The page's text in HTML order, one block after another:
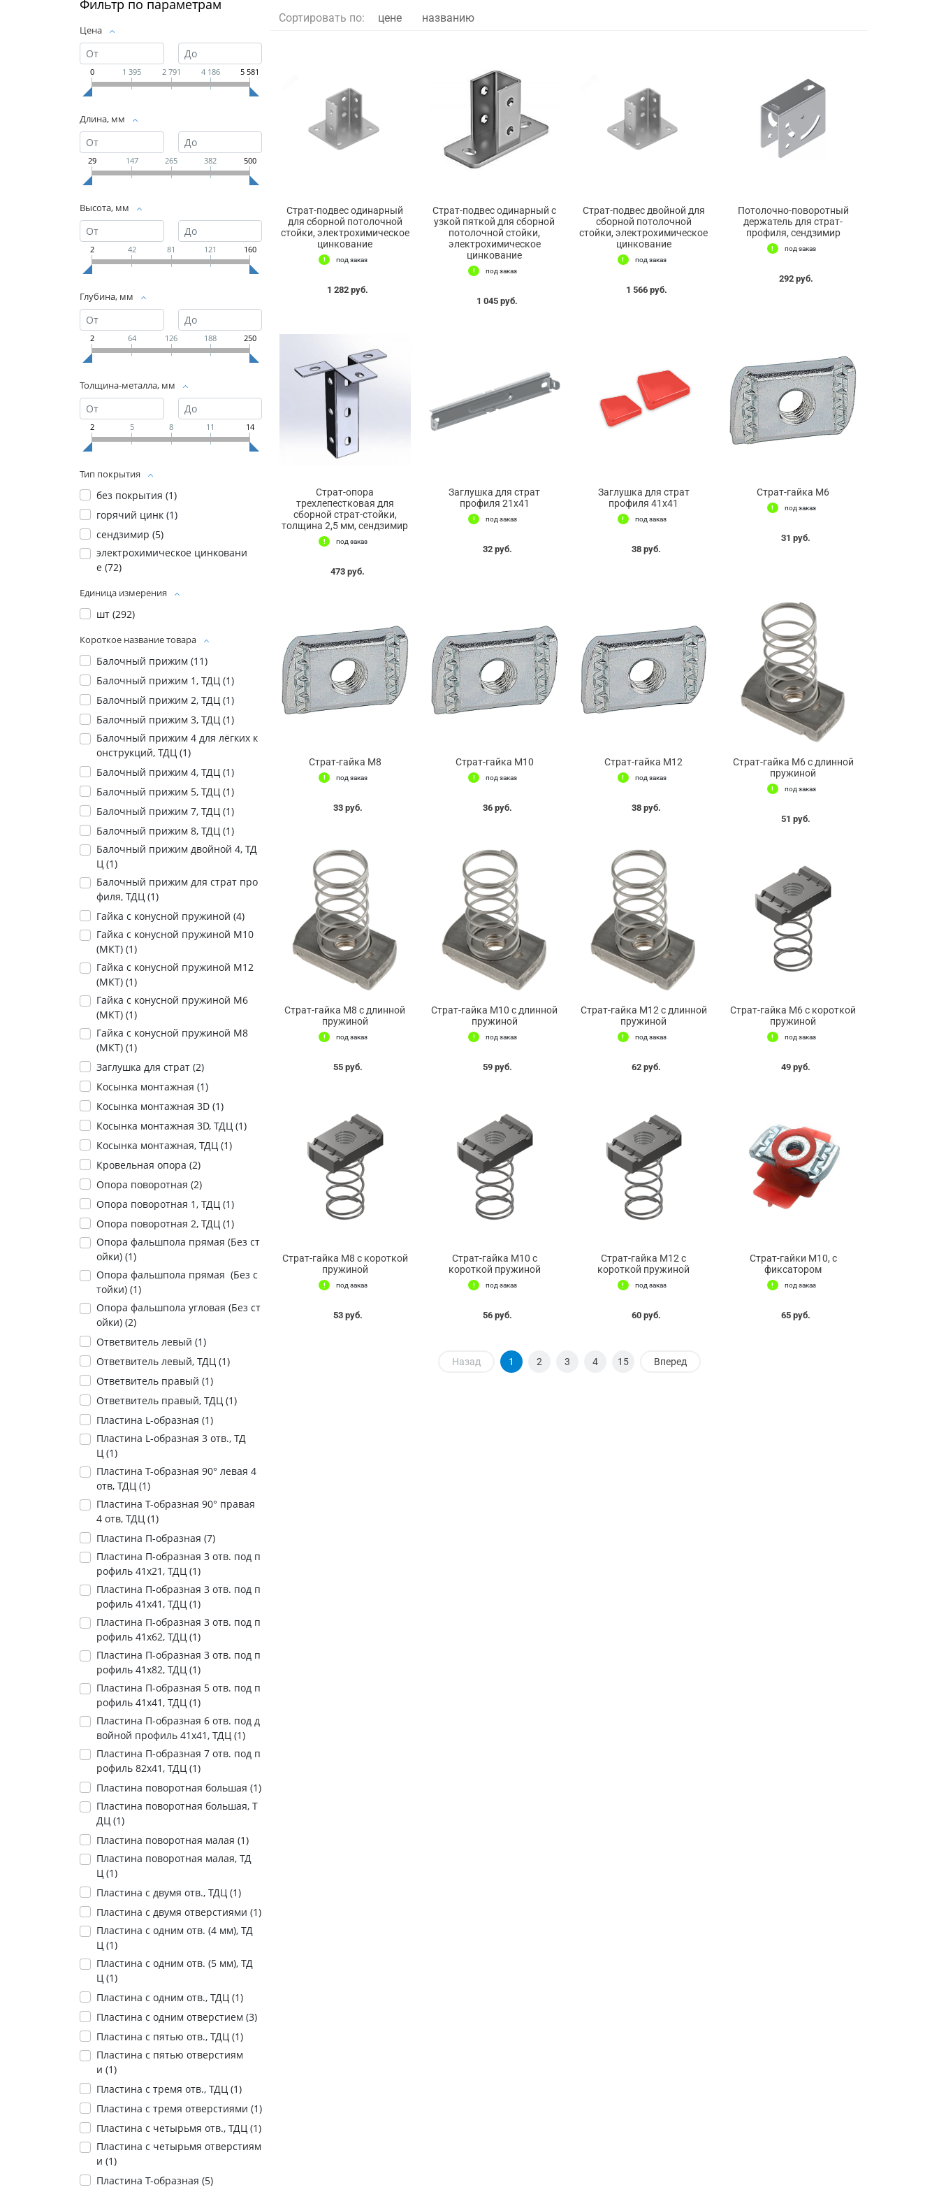
Фильтр по параметрам
Цена
0 1 395 2 791 4 186 5 581
Длина, мм
29 147 265 382 500
Высота, мм
2 42 81 121 160
Глубина, мм
2 64 126 188 250
Толщина-металла, мм
2 5 8 11 14
Тип покрытия
без покрытия (1)
горячий цинк (1)
сендзимир (5)
электрохимическое цинковани
е (72)
Единица измерения
шт (292)
Короткое название товара
Балочный прижим (11)
Балочный прижим 1, ТДЦ (1)
Балочный прижим 2, ТДЦ (1)
Балочный прижим 3, ТДЦ (1)
Балочный прижим 4 для лёгких к
онструкций, ТДЦ (1)
Балочный прижим 4, ТДЦ (1)
Балочный прижим 5, ТДЦ (1)
Балочный прижим 7, ТДЦ (1)
Балочный прижим 8, ТДЦ (1)
Балочный прижим двойной 4, ТД
Ц (1)
Балочный прижим для страт про
филя, ТДЦ (1)
Гайка с конусной пружиной (4)
Гайка с конусной пружиной М10
(МКТ) (1)
Гайка с конусной пружиной М12
(МКТ) (1)
Гайка с конусной пружиной М6
(МКТ) (1)
Гайка с конусной пружиной М8
(МКТ) (1)
Заглушка для страт (2)
Косынка монтажная (1)
Косынка монтажная 3D (1)
Косынка монтажная 3D, ТДЦ (1)
Косынка монтажная, ТДЦ (1)
Кровельная опора (2)
Опора поворотная (2)
Опора поворотная 1, ТДЦ (1)
Опора поворотная 2, ТДЦ (1)
Опора фальшпола прямая (Без ст
ойки) (1)
Опора фальшпола прямая (Без с
тойки) (1)
Опора фальшпола угловая (Без ст
ойки) (2)
Ответвитель левый (1)
Ответвитель левый, ТДЦ (1)
Ответвитель правый (1)
Ответвитель правый, ТДЦ (1)
Пластина L-образная (1)
Пластина L-образная 3 отв., ТД
Ц (1)
Пластина T-образная 90° левая 4
отв, ТДЦ (1)
Пластина T-образная 90° правая
4 отв, ТДЦ (1)
Пластина П-образная (7)
Пластина П-образная 3 отв. под п
рофиль 41х21, ТДЦ (1)
Пластина П-образная 3 отв. под п
рофиль 41х41, ТДЦ (1)
Пластина П-образная 3 отв. под п
рофиль 41х62, ТДЦ (1)
Пластина П-образная 3 отв. под п
рофиль 41х82, ТДЦ (1)
Пластина П-образная 5 отв. под п
рофиль 41х41, ТДЦ (1)
Пластина П-образная 6 отв. под д
войной профиль 41х41, ТДЦ (1)
Пластина П-образная 7 отв. под п
рофиль 82х41, ТДЦ (1)
Пластина поворотная большая (1)
Пластина поворотная большая, Т
ДЦ (1)
Пластина поворотная малая (1)
Пластина поворотная малая, ТД
Ц (1)
Пластина с двумя отв., ТДЦ (1)
Пластина с двумя отверстиями (1)
Пластина с одним отв. (4 мм), ТД
Ц (1)
Пластина с одним отв. (5 мм), ТД
Ц (1)
Пластина с одним отв., ТДЦ (1)
Пластина с одним отверстием (3)
Пластина с пятью отв., ТДЦ (1)
Пластина с пятью отверстиям
и (1)
Пластина с тремя отв., ТДЦ (1)
Пластина с тремя отверстиями (1)
Пластина с четырьмя отв., ТДЦ (1)
Пластина с четырьмя отверстиям
и (1)
Пластина Т-образная (5)
Сортировать по: цене названию
Страт-подвес одинарный
для сборной потолочной
стойки, электрохимическое
цинкование
под заказ
1 282 руб.
Страт-подвес одинарный с
узкой пяткой для сборной
потолочной стойки,
электрохимическое
цинкование
под заказ
1 045 руб.
Страт-подвес двойной для
сборной потолочной
стойки, электрохимическое
цинкование
под заказ
1 566 руб.
Потолочно-поворотный
держатель для страт-
профиля, сендзимир
под заказ
292 руб.
Страт-опора
трехлепестковая для
сборной страт-стойки,
толщина 2,5 мм, сендзимир
под заказ
473 руб.
Заглушка для страт
профиля 21х41
под заказ
32 руб.
Заглушка для страт
профиля 41х41
под заказ
38 руб.
Страт-гайка М6
под заказ
31 руб.
Страт-гайка М8
под заказ
33 руб.
Страт-гайка М10
под заказ
36 руб.
Страт-гайка М12
под заказ
38 руб.
Страт-гайка М6 с длинной
пружиной
под заказ
51 руб.
Страт-гайка М8 с длинной
пружиной
под заказ
55 руб.
Страт-гайка М10 с длинной
пружиной
под заказ
59 руб.
Страт-гайка М12 с длинной
пружиной
под заказ
62 руб.
Страт-гайка М6 с короткой
пружиной
под заказ
49 руб.
Страт-гайка М8 с короткой
пружиной
под заказ
53 руб.
Страт-гайка М10 с
короткой пружиной
под заказ
56 руб.
Страт-гайка М12 с
короткой пружиной
под заказ
60 руб.
Страт-гайки М10, с
фиксатором
под заказ
65 руб.
Назад 1 2 3 4 15 Вперед